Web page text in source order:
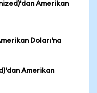
Amerikan
Doları'na
Amerikan